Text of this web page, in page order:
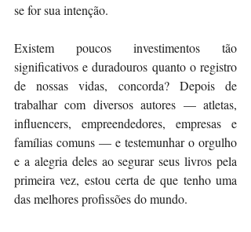
se for sua intenção.
Existem poucos investimentos tão
significativos e duradouros quanto o registro
de nossas vidas, concorda? Depois de
trabalhar com diversos autores — atletas,
influencers, empreendedores, empresas e
famílias comuns — e testemunhar o orgulho
e a alegria deles ao segurar seus livros pela
primeira vez, estou certa de que tenho uma
das melhores profissões do mundo.